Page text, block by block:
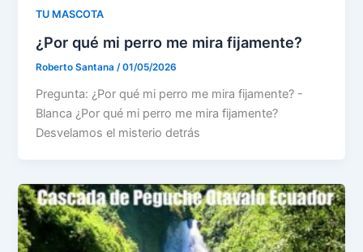
TU MASCOTA
¿Por qué mi perro me mira fijamente?
Roberto Santana /01/05/2026
Pregunta: ¿Por qué mi perro me mira fijamente? -
Blanca ¿Por qué mi perro me mira fijamente?
Desvelamos el misterio detrás